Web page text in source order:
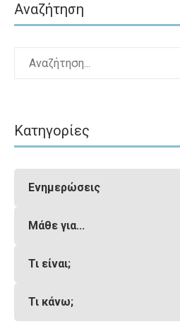
Αναζήτηση
Κατηγορίες
Ενημερώσεις
Μάθε για...
Τι είναι;
Τι κάνω;